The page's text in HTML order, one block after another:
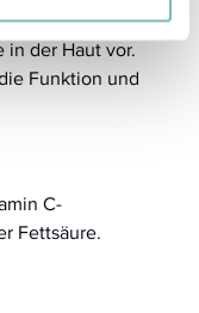
der Haut vor.
Funktion und
C-
Fettsäure.